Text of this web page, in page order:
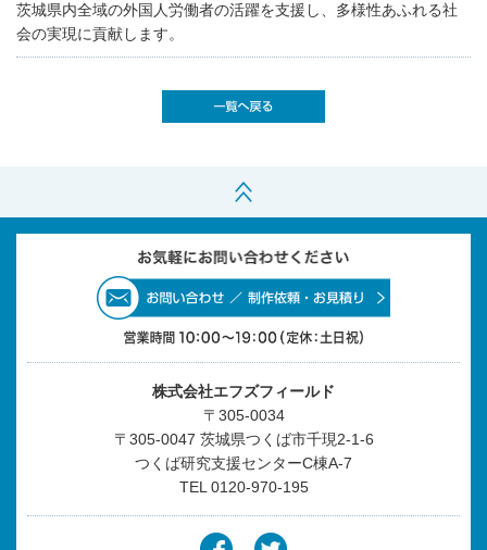
茨城県内全域の外国人労働者の活躍を支援し、多様性あふれる社
会の実現に貢献します。
株式会社エフズフィールド
〒305-0034
〒305-0047 茨城県つくば市千現2-1-6
つくば研究支援センターC棟A-7
TEL 0120-970-195